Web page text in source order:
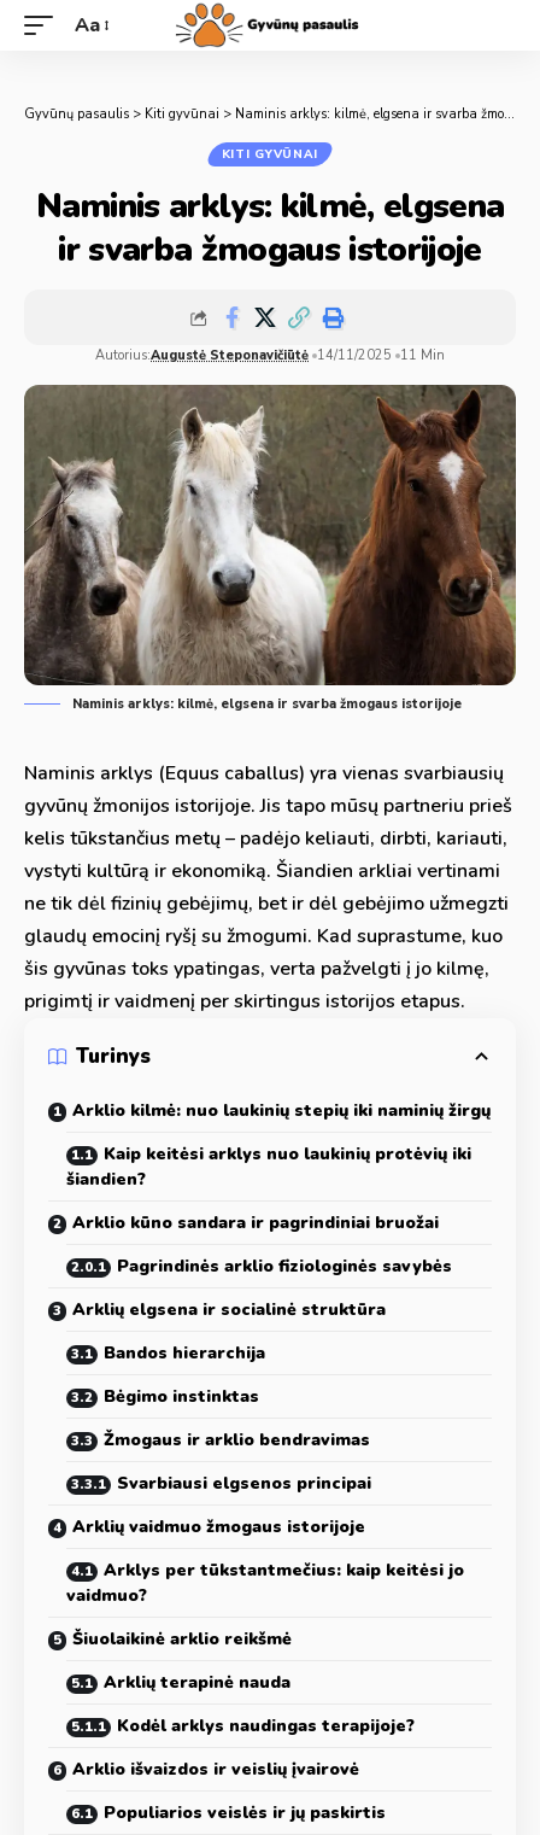
Aa
Gyvūnų pasaulis > Kiti gyvūnai > Naminis arklys: kilmė, elgsena ir svarba žmogaus istorijoje
KITI GYVŪNAI
Naminis arklys: kilmė, elgsena
ir svarba žmogaus istorijoje
Autorius:Augustė Steponavičiūtė 14/11/2025 11 Min
Naminis arklys: kilmė, elgsena ir svarba žmogaus istorijoje
Naminis arklys (Equus caballus) yra vienas svarbiausių
gyvūnų žmonijos istorijoje. Jis tapo mūsų partneriu prieš
kelis tūkstančius metų – padėjo keliauti, dirbti, kariauti,
vystyti kultūrą ir ekonomiką. Šiandien arkliai vertinami
ne tik dėl fizinių gebėjimų, bet ir dėl gebėjimo užmegzti
glaudų emocinį ryšį su žmogumi. Kad suprastume, kuo
šis gyvūnas toks ypatingas, verta pažvelgti į jo kilmę,
prigimtį ir vaidmenį per skirtingus istorijos etapus.
Turinys
Arklio kilmė: nuo laukinių stepių iki naminių žirgų
Kaip keitėsi arklys nuo laukinių protėvių iki
šiandien?
Arklio kūno sandara ir pagrindiniai bruožai
Pagrindinės arklio fiziologinės savybės
Arklių elgsena ir socialinė struktūra
Bandos hierarchija
Bėgimo instinktas
Žmogaus ir arklio bendravimas
Svarbiausi elgsenos principai
Arklių vaidmuo žmogaus istorijoje
Arklys per tūkstantmečius: kaip keitėsi jo
vaidmuo?
Šiuolaikinė arklio reikšmė
Arklių terapinė nauda
Kodėl arklys naudingas terapijoje?
Arklio išvaizdos ir veislių įvairovė
Populiarios veislės ir jų paskirtis